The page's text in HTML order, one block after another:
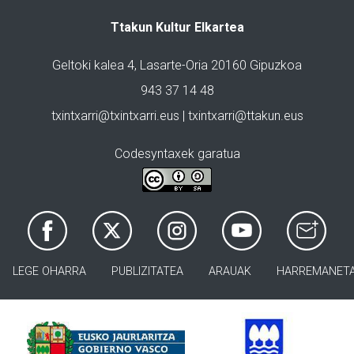
Ttakun Kultur Elkartea
Geltoki kalea 4, Lasarte-Oria 20160 Gipuzkoa
943 37 14 48
txintxarri@txintxarri.eus | txintxarri@ttakun.eus
Codesyntaxek garatua
LEGE OHARRA PUBLIZITATEA ARAUAK